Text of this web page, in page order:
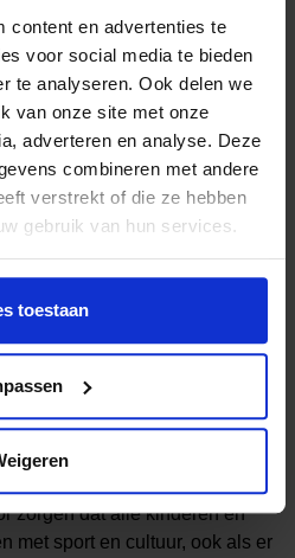
content en advertenties te
voor social media te bieden
te analyseren. Ook delen we
van onze site met onze
adverteren en analyse. Deze
combineren met andere
verstrekt of die ze hebben
gebruik van hun services.
toestaan
bedankt!
| Allianz Direct | Amy &
| CSU | Decathlon
| Fitz Aims | Global Dance
Jeugdfonds Sport & Cultuur
Sport | Pon | Postcode Loterij
| Rabobank | Scapino |
zorgen dat alle kinderen en
met sport en cultuur, ook als er